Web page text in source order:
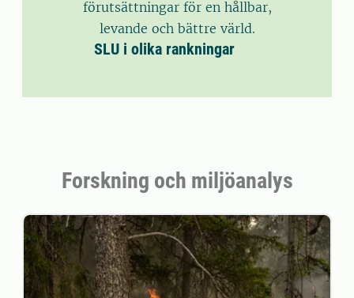
förutsättningar för en hållbar,
levande och bättre värld.
SLU i olika rankningar
Forskning och miljöanalys